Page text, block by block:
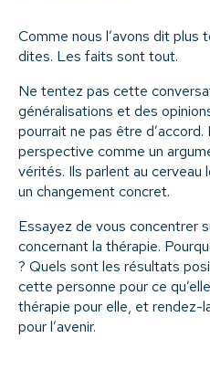
Comme nous l’avons dit plus
dites. Les faits sont tout.
Ne tentez pas cette
généralisations et des
pourrait ne pas être d’accord.
perspective comme un
vérités. Ils parlent au cerveau
un changement concret.
Essayez de vous concentrer
concernant la thérapie.
? Quels sont les résultats
cette personne pour ce
thérapie pour elle, et
pour l’avenir.